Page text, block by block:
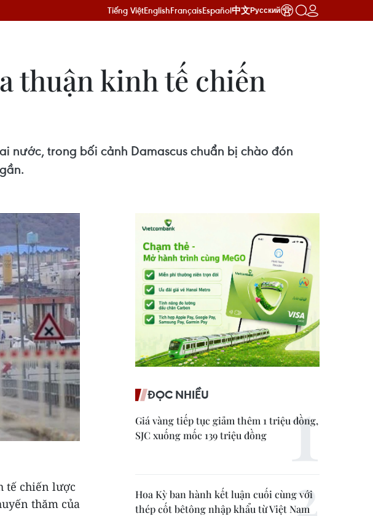
Tiếng ViệtEnglishFrançaisEspañol中文Русский
thuận kinh tế chiến
nước, trong bối cảnh Damascus chuẩn bị chào đón
tế chiến lược
thăm của
ĐỌC NHIỀU
Giá vàng tiếp tục giảm thêm 1 triệu đồng,
SJC xuống mốc 139 triệu đồng
Hoa Kỳ ban hành kết luận cuối cùng với
thép cốt bêtông nhập khẩu từ Việt Nam